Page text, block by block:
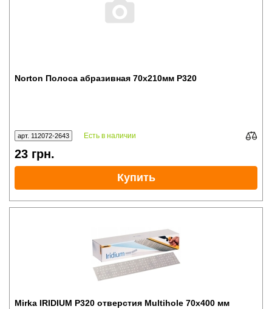
Norton Полоса абразивная 70x210мм P320
арт. 112072-2643 Есть в наличии
23 грн.
Купить
Mirka IRIDIUM P320 отверстия Multihole 70x400 мм